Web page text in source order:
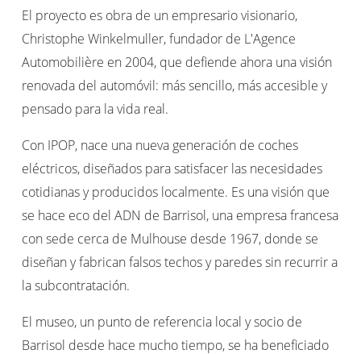
El proyecto es obra de un empresario visionario,
Christophe Winkelmuller, fundador de L'Agence
Automobilière en 2004, que defiende ahora una visión
renovada del automóvil: más sencillo, más accesible y
pensado para la vida real.
Con IPOP, nace una nueva generación de coches
eléctricos, diseñados para satisfacer las necesidades
cotidianas y producidos localmente. Es una visión que
se hace eco del ADN de Barrisol, una empresa francesa
con sede cerca de Mulhouse desde 1967, donde se
diseñan y fabrican falsos techos y paredes sin recurrir a
la subcontratación.
El museo, un punto de referencia local y socio de
Barrisol desde hace mucho tiempo, se ha beneficiado